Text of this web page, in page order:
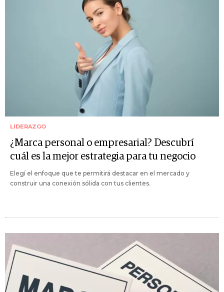
LIDERAZGO
¿Marca personal o empresarial? Descubrí
cuál es la mejor estrategia para tu negocio
Elegí el enfoque que te permitirá destacar en el mercado y
construir una conexión sólida con tus clientes.